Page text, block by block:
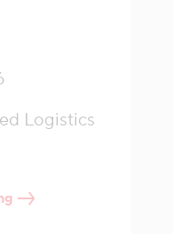
Logistics